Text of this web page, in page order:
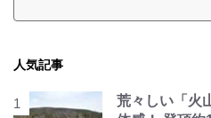
人気記事
荒々しい「火